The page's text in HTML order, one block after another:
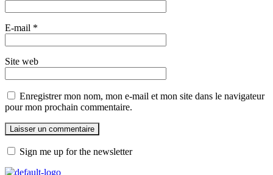
E-mail *
Site web
Enregistrer mon nom, mon e-mail et mon site dans le navigateur
pour mon prochain commentaire.
Sign me up for the newsletter